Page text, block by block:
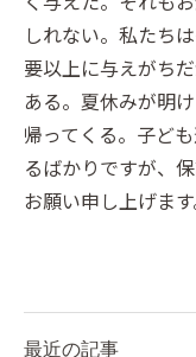
しれない。私たち
要以上に与えがち
ある。夏休みが明
帰ってくる。子ど
るばかりですが、
お願い申し上げます
最近の記事